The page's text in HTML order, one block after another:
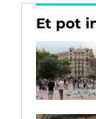
Et pot